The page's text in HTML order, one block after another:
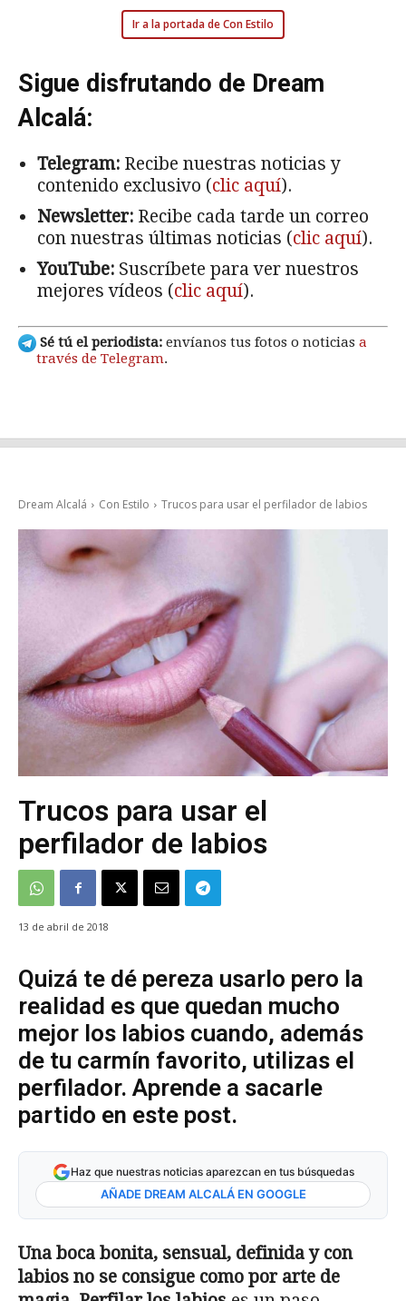
Ir a la portada de Con Estilo
Sigue disfrutando de Dream
Alcalá:
Telegram: Recibe nuestras noticias y
contenido exclusivo (clic aquí).
Newsletter: Recibe cada tarde un correo
con nuestras últimas noticias (clic aquí).
YouTube: Suscríbete para ver nuestros
mejores vídeos (clic aquí).
Sé tú el periodista: envíanos tus fotos o noticias a
través de Telegram.